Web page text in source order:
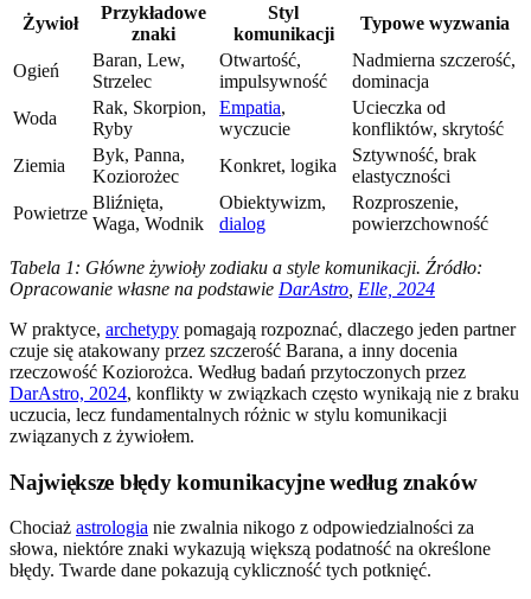
Żywioł
Przykładowe
znaki
Styl
komunikacji
Typowe wyzwania
Ogień
Baran, Lew,
Strzelec
Otwartość,
impulsywność
Nadmierna szczerość,
dominacja
Woda
Rak, Skorpion,
Ryby
Empatia,
wyczucie
Ucieczka od
konfliktów, skrytość
Ziemia
Byk, Panna,
Koziorożec
Konkret, logika
Sztywność, brak
elastyczności
Powietrze
Bliźnięta,
Waga, Wodnik
Obiektywizm,
dialog
Rozproszenie,
powierzchowność
Tabela 1: Główne żywioły zodiaku a style komunikacji. Źródło:
Opracowanie własne na podstawie DarAstro Elle, 2024
W praktyce, archetypy pomagają rozpoznać, dlaczego jeden partner
czuje się atakowany przez szczerość Barana, a inny docenia
rzeczowość Koziorożca. Według badań przytoczonych przez
DarAstro, 2024, konflikty w związkach często wynikają nie z braku
uczucia, lecz fundamentalnych różnic w stylu komunikacji
związanych z żywiołem.
Największe błędy komunikacyjne według znaków
Chociaż astrologia nie zwalnia nikogo z odpowiedzialności za
słowa, niektóre znaki wykazują większą podatność na określone
błędy. Twarde dane pokazują cykliczność tych potknięć.